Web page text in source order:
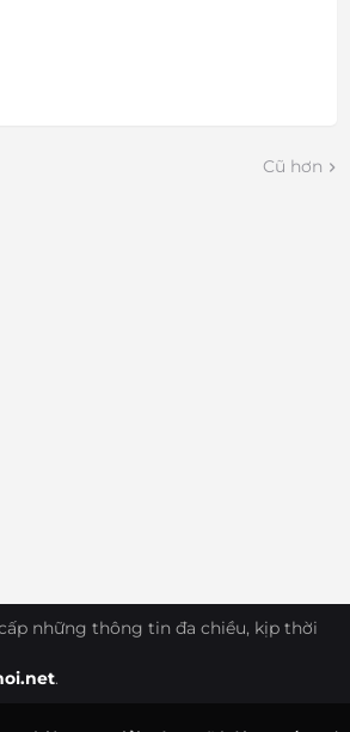
Cũ hơn
những thông tin đa chiều, kịp thời
.